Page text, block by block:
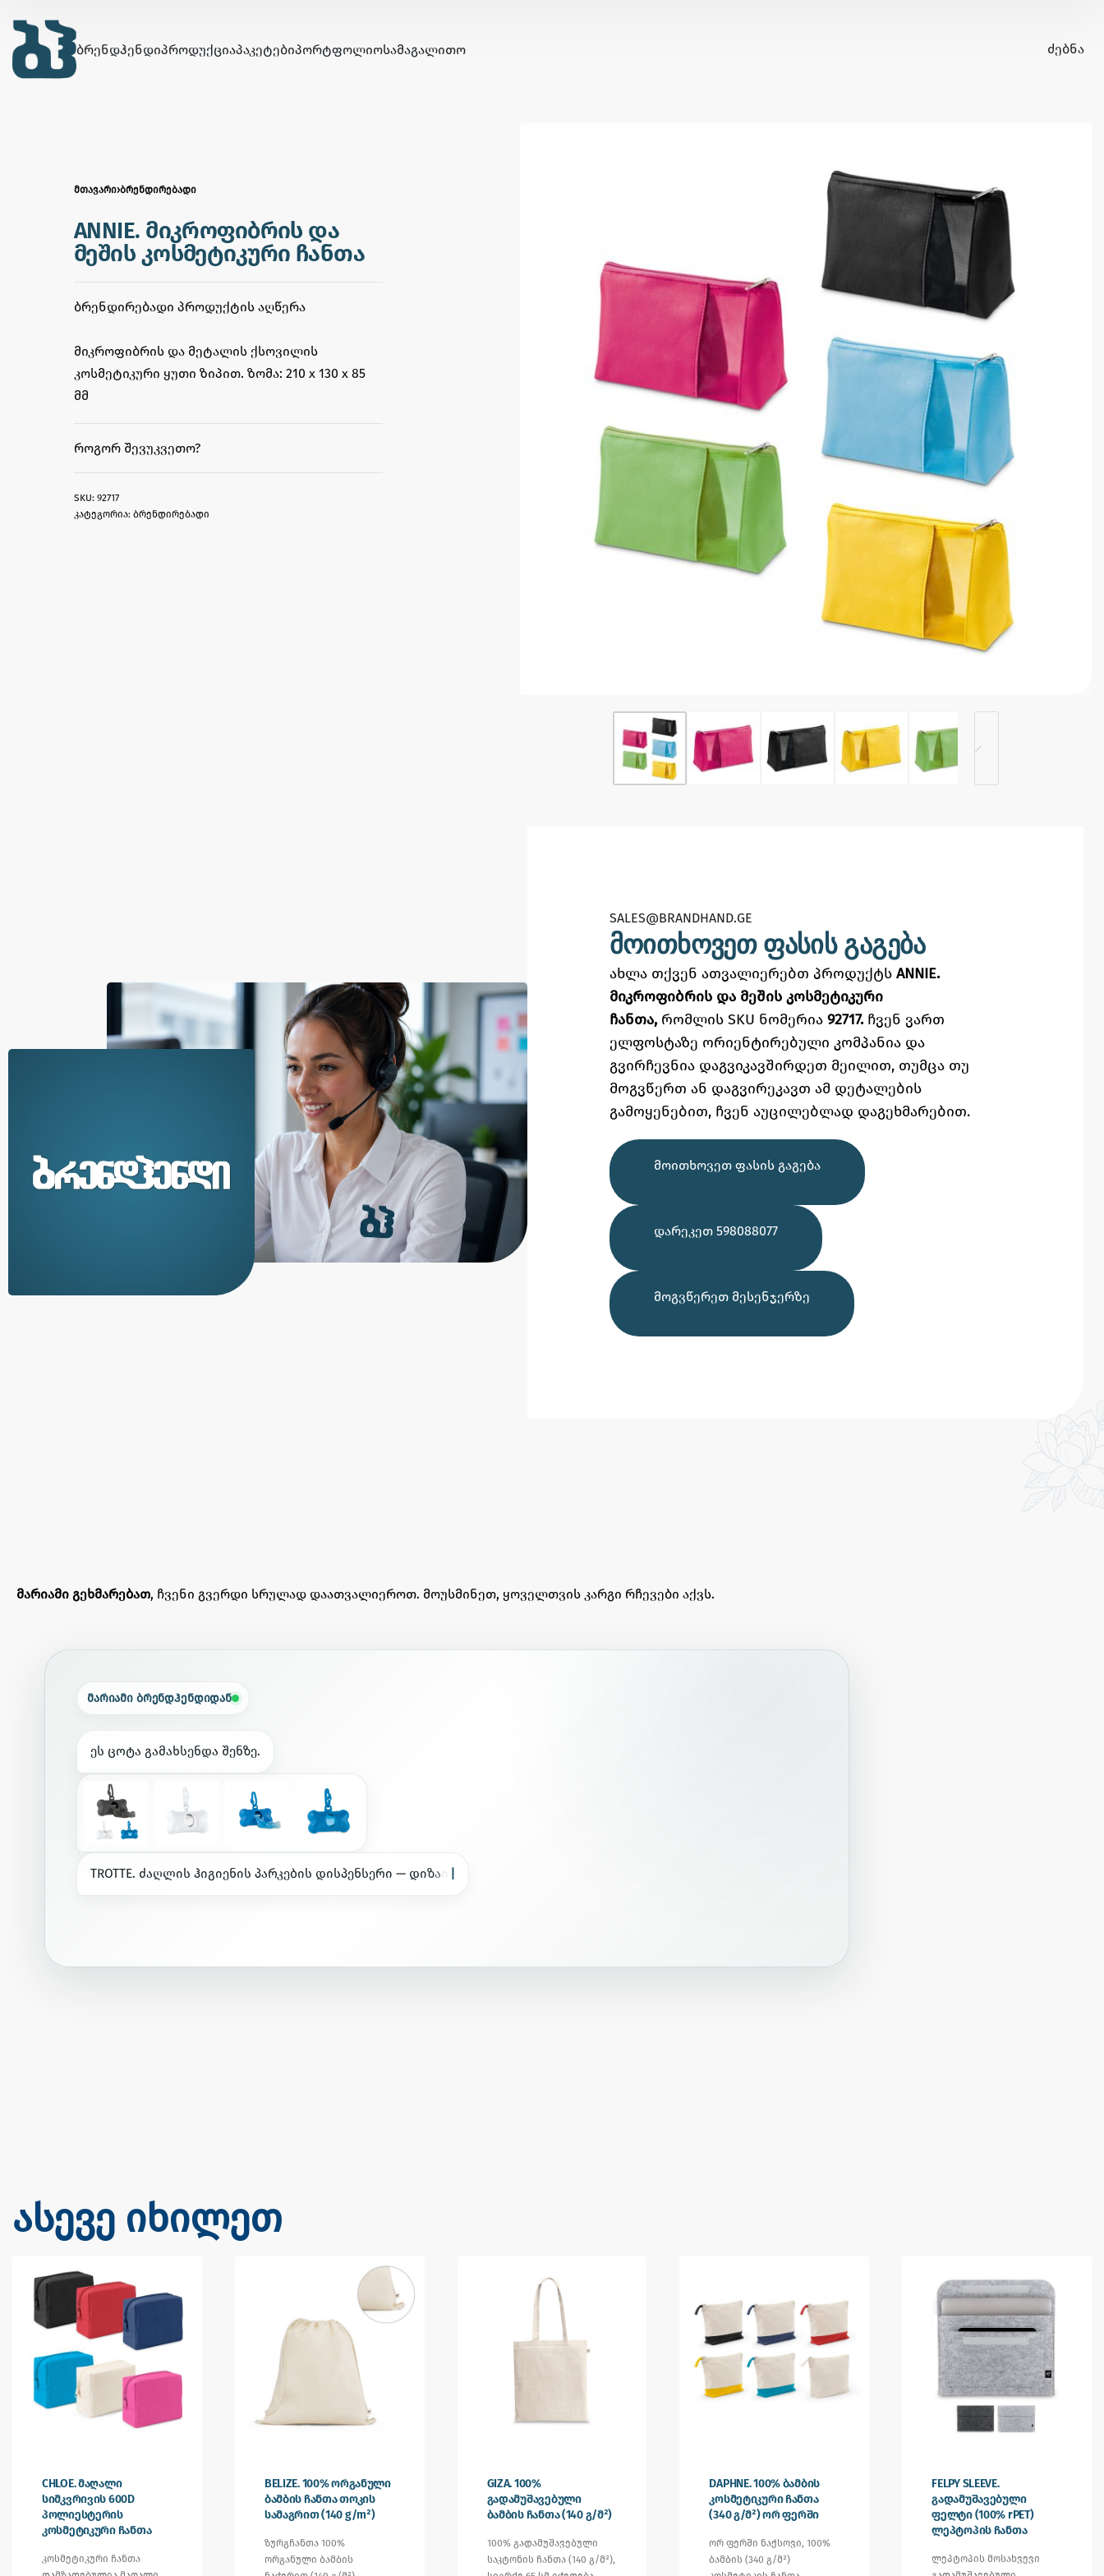
ᲑᲠᲔᲜᲓᲰᲔᲜᲓᲘᲞᲠᲝᲓᲣᲥᲪᲘᲐᲞᲐᲙᲔᲢᲔᲑᲘᲞᲝᲠᲢᲤᲝᲚᲘᲝᲡᲐᲛᲐᲒᲐᲚᲘᲗᲝ ᲫᲔᲑᲜᲐ
ᲛᲗᲐᲕᲐᲠᲘ›ᲑᲠᲔᲜᲓᲘᲠᲔᲑᲐᲓᲘ
ANNIE. მიკროფიბრის და
მეშის კოსმეტიკური ჩანთა
ᲑᲠᲔᲜᲓᲘᲠᲔᲑᲐᲓᲘ ᲞᲠᲝᲓᲣᲥᲢᲘᲡ ᲐᲦᲬᲔᲠᲐ
მიკროფიბრის და მეტალის ქსოვილის
კოსმეტიკური ყუთი ზიპით. ზომა: 210 x 130 x 85
მმ
ᲠᲝᲒᲝᲠ ᲨᲔᲕᲣᲙᲕᲔᲗᲝ?
92717
კატეგორია: ბრენდირებადი
SALES@BRANDHAND.GE​
მოითხოვეთ ფასის გაგება
ახლა თქვენ ათვალიერებთ პროდუქტს ANNIE.
მიკროფიბრის და მეშის კოსმეტიკური
ჩანთა, რომლის SKU ნომერია 92717. ჩვენ ვართ
ელფოსტაზე ორიენტირებული კომპანია და
გვირჩევნია დაგვიკავშირდეთ მეილით, თუმცა თუ
მოგვწერთ ან დაგვირეკავთ ამ დეტალების
გამოყენებით, ჩვენ აუცილებლად დაგეხმარებით.
ᲛᲝᲘᲗᲮᲝᲕᲔᲗ ᲤᲐᲡᲘᲡ ᲒᲐᲒᲔᲑᲐ
ᲓᲐᲠᲔᲙᲔᲗ 598088077
ᲛᲝᲒᲕᲬᲔᲠᲔᲗ ᲛᲔᲡᲔᲜᲯᲔᲠᲖᲔ
მარიამი გეხმარებათ, ჩვენი გვერდი სრულად დაათვალიეროთ. მოუსმინეთ, ყოველთვის კარგი რჩევები აქვს.
მარიამი ბრენდჰენდიდან
ეს ცოტა გამახსენდა შენზე.
TROTTE. ძაღლის ჰიგიენის პარკების დისპენსერი — დიზაი
ასევე იხილეთ
CHLOE. მაღალი
სიმკვრივის 600D
პოლიესტერის
კოსმეტიკური ჩანთა
კოსმეტიკური ჩანთა
BELIZE. 100% ორგანული
ბამბის ჩანთა თოკის
სამაგრით (140 g/m²)
ზურგჩანთა 100%
ორგანული ბამბის
GIZA. 100%
გადამუშავებული
ბამბის ჩანთა (140 გ/მ²)
100% გადამუშავებული
საკტონის ჩანთა (140 გ/მ²),
DAPHNE. 100% ბამბის
კოსმეტიკური ჩანთა
(340 გ/მ²) ორ ფერში
ორ ფერში ნაქსოვი, 100%
ბამბის (340 გ/მ²)
FELPY SLEEVE.
გადამუშავებული
ფელტი (100% rPET)
ლეპტოპის ჩანთა
ლეპტოპის მოსახვევი